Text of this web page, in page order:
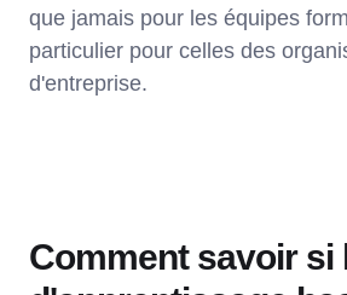
que jamais pour les équipes
particulier pour celles des
d'entreprise.
Comment savoir si